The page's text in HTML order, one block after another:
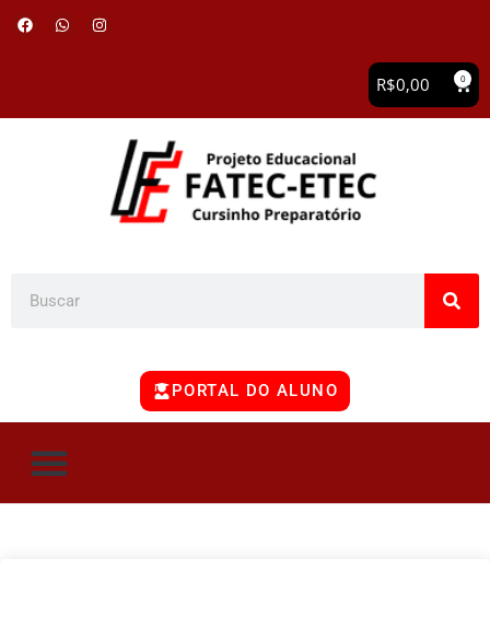
R$0,00 0
PORTAL DO ALUNO